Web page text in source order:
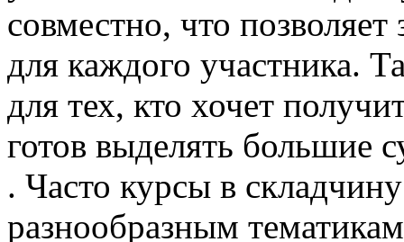
совместно, что
для каждого участника.
для тех, кто хочет
готов выделять большие
. Часто курсы в
разнообразным